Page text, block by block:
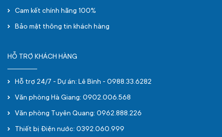
Cam kết chính hãng 100%
Bảo mật thông tin khách hàng
HỖ TRỢ KHÁCH HÀNG
Hỗ trợ 24/7 - Dự án: Lê Bình - 0988.33.6282
Văn phòng Hà Giang: 0902.006.568
Văn phòng Tuyên Quang: 0962.888.226
Thiết bị Điện nước: 0392.060.999